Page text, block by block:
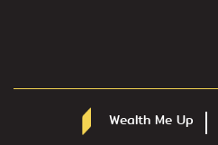
Wealth Me Up